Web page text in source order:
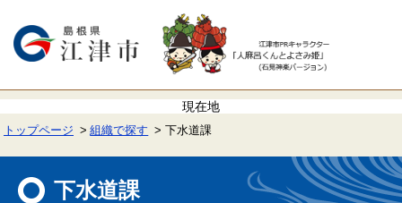
で
ば
本トップページ 組織で探す 下水道課
下水道課